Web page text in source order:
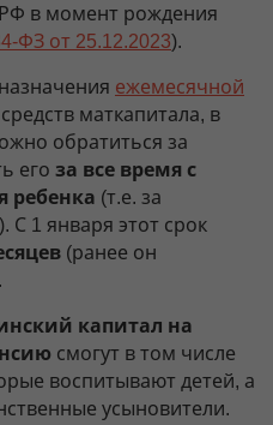
в момент рождения
ФЗ от 25.12.2023).
ежемесячной
маткапитала, в
обратиться за
его за все время с
ребенка (т.е. за
1 января этот срок
(ранее он
капитал на
смогут в том числе
воспитывают детей, а
усыновители.